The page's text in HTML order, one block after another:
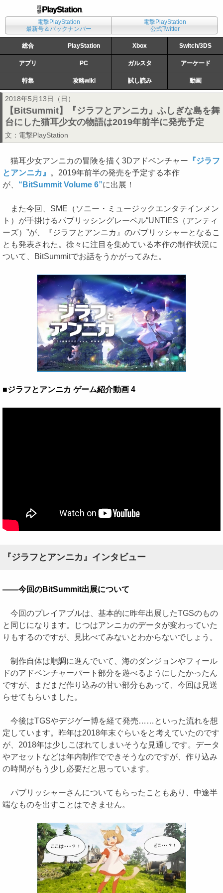
電撃PlayStation
最新号＆バックナンバー
電撃PlayStation
公式Twitter
総合 PlayStation Xbox Switch/3DS
アプリ PC ガルスタ アーケード
特集 攻略wiki 試し読み 動画
2018年5月13日（日）
【BitSummit】『ジラフとアンニカ』ふしぎな島を舞
台にした猫耳少女の物語は2019年前半に発売予定
文： 電撃PlayStation
猫耳少女アンニカの冒険を描く3Dアドベンチャー 『ジラフ
とアンニカ』
。2019年前半の発売を予定する本作
が、 “BitSummit Volume 6”に出展！
また今回、SME（ソニー・ミュージックエンタテインメン
ト）が手掛けるパブリッシングレーベル“UNTIES（アンティ
ーズ）”が、『ジラフとアンニカ』のパブリッシャーとなるこ
とも発表された。徐々に注目を集めている本作の制作状況に
ついて、BitSummitでお話をうかがってみた。
■ジラフとアンニカ ゲーム紹介動画 4
『ジラフとアンニカ』インタビュー
――今回のBitSummit出展について
今回のプレイアブルは、基本的に昨年出展したTGSのもの
と同じになります。じつはアンニカのデータが変わっていた
りもするのですが、見比べてみないとわからないでしょう。
制作自体は順調に進んでいて、海のダンジョンやフィール
ドのアドベンチャーパート部分を遊べるようにしたかったん
ですが、まだまだ作り込みの甘い部分もあって、今回は見送
らせてもらいました。
今後はTGSやデジゲー博を経て発売……といった流れを想
定しています。昨年は2018年末ぐらいをと考えていたのです
が、2018年は少しこぼれてしまいそうな見通しです。データ
やアセットなどは年内制作でできそうなのですが、作り込み
の時間がもう少し必要だと思っています。
パブリッシャーさんについてもらったこともあり、中途半
端なものを出すことはできません。